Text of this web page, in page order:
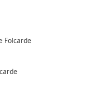
Folcarde